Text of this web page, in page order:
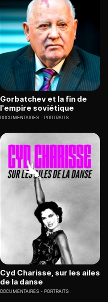
Gorbatchev et la fin de
l'empire soviétique
DOCUMENTAIRES PORTRAITS
Cyd Charisse, sur les ailes
de la danse
DOCUMENTAIRES PORTRAITS